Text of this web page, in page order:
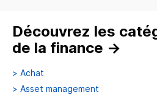
Découvrez les
de la finance →
> Achat
> Asset management